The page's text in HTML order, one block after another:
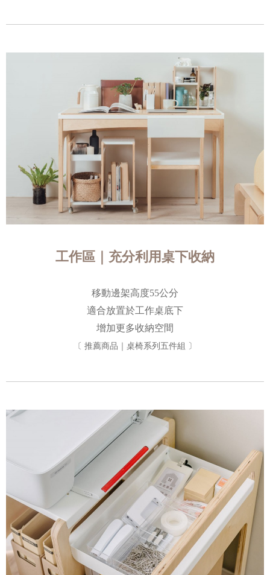
工作區｜充分利用桌下收納
移動邊架高度55公分
適合放置於工作桌底下
增加更多收納空間
〔 推薦商品｜桌椅系列五件組 〕